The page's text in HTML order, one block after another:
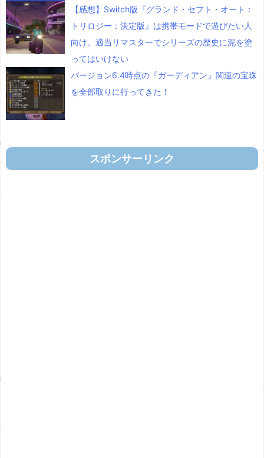
【感想】Switch版『グランド・セフト・オート：
トリロジー：決定版』は携帯モードで遊びたい人
向け。適当リマスターでシリーズの歴史に泥を塗
ってはいけない
バージョン6.4時点の『ガーディアン』関連の宝珠
を全部取りに行ってきた！
スポンサーリンク